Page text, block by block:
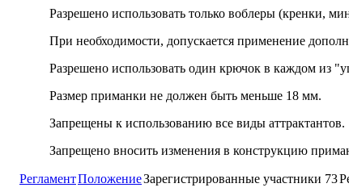
Разрешено использовать только воблеры (кренки,
При необходимости, допускается применение
Разрешено использовать один крючок в каждом из
Размер приманки не должен быть меньше 18 мм.
Запрещены к использованию все виды аттрактантов.
Запрещено вносить изменения в конструкцию
РегламентПоложениеЗарегистрированные участники 73